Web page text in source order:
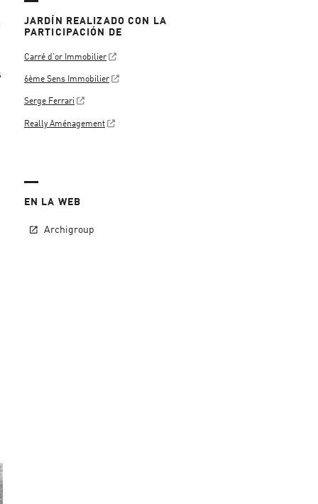
JARDÍN REALIZADO CON LA
PARTICIPACIÓN DE
Carré d’or Immobilier
6ème Sens Immobilier
Serge Ferrari
Really Aménagement
EN LA WEB
Archigroup